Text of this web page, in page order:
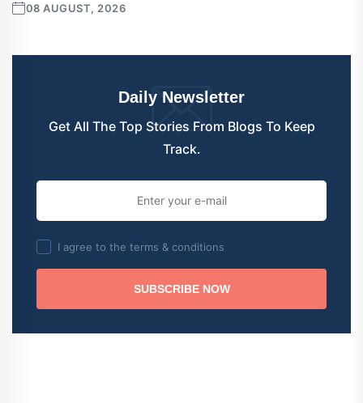
08 AUGUST, 2026
Daily Newsletter
Get All The Top Stories From Blogs To Keep
Track.
I agree to the terms & conditions
SUBSCRIBE NOW